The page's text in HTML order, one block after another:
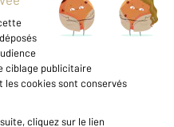
Barèmes d'honoraires
cookies